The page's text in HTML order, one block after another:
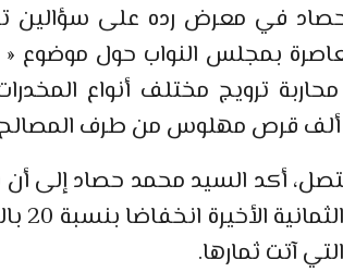
في معرض رده على سؤالين
بمجلس النواب حول موضوع «
ترويج مختلف أنواع
أكد السيد محمد حصاد إلى أن
آتت ثمارها.